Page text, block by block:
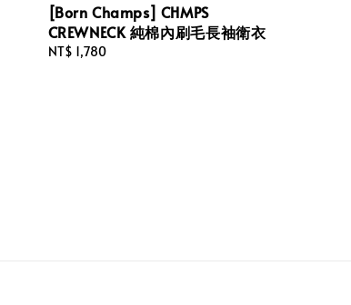
[Born Champs] CHMPS
CREWNECK 純棉內刷毛長袖衛衣
Regular
NT$ 1,780